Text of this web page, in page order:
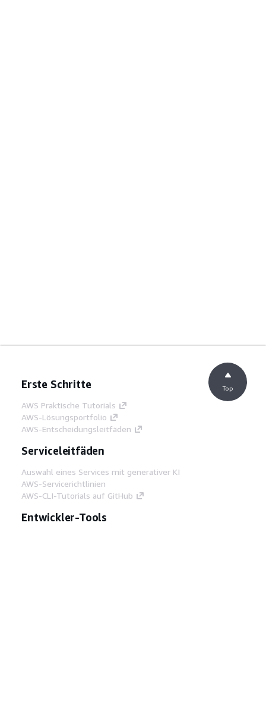
Erste Schritte
AWS Praktische Tutorials
AWS-Lösungsportfolio
AWS-Entscheidungsleitfäden
Serviceleitfäden
Auswahl eines Services mit generativer KI
AWS-Servicerichtlinien
AWS-CLI-Tutorials auf GitHub
Entwickler-Tools
Top